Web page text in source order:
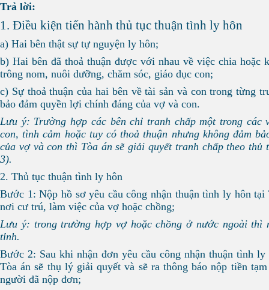
Trả lời:
1. Điều kiện tiến hành thủ tục thuận tình ly hôn
a) Hai bên thật sự tự nguyện ly hôn;
b) Hai bên đã thoả thuận được với nhau về việc chia hoặc
trông nom, nuôi dưỡng, chăm sóc, giáo dục con;
c) Sự thoả thuận của hai bên về tài sản và con trong từng
bảo đảm quyền lợi chính đáng của vợ và con.
Lưu ý: Trường hợp các bên chỉ tranh chấp một trong các
con, tình cảm hoặc tuy có thoả thuận nhưng không đảm
của vợ và con thì Tòa án sẽ giải quyết tranh chấp theo thủ
3).
2. Thủ tục thuận tình ly hôn
Bước 1: Nộp hồ sơ yêu cầu công nhận thuận tình ly hôn tại
nơi cư trú, làm việc của vợ hoặc chồng;
Lưu ý: trong trường hợp vợ hoặc chồng ở nước ngoài thì
tỉnh.
Bước 2: Sau khi nhận đơn yêu cầu công nhận thuận tình
Tòa án sẽ thụ lý giải quyết và sẽ ra thông báo nộp tiền
người đã nộp đơn;